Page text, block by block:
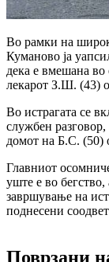
Во рамки на
Куманово ја
дека е вмешана во
лекарот З.Ш. (43)
Во истрагата се
службен
домот на Б.С. (50)
Главниот
уште е во
завршување на
поднесени
Поврзани